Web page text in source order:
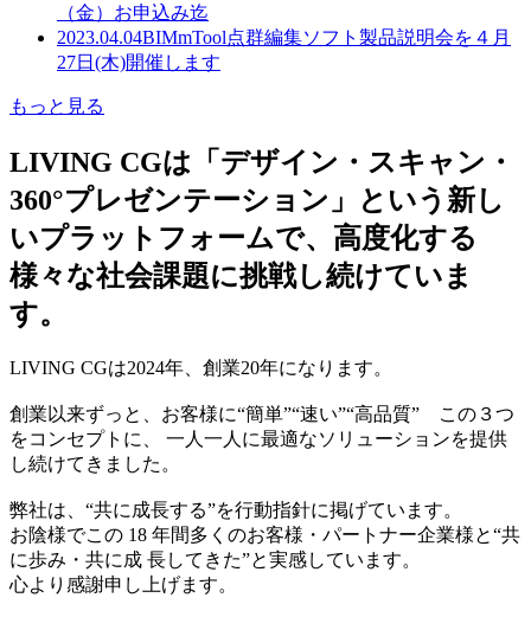
（金）お申込み迄
2023.04.04BIMmTool点群編集ソフト製品説明会を４月
27日(木)開催します
もっと見る
LIVING CGは「デザイン・スキャン・
360°プレゼンテーション」という新し
いプラットフォームで、高度化する
様々な社会課題に挑戦し続けていま
す。
LIVING CGは2024年、創業20年になります。
創業以来ずっと、お客様に“簡単”“速い”“高品質” この３つ
をコンセプトに、 一人一人に最適なソリューションを提供
し続けてきました。
弊社は、“共に成長する”を行動指針に掲げています。
お陰様でこの 18 年間多くのお客様・パートナー企業様と“共
に歩み・共に成 長してきた”と実感しています。
心より感謝申し上げます。